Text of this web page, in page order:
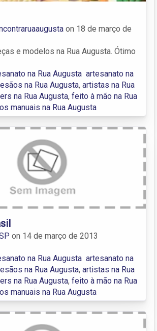
on 18 de março de
e modelos na Rua Augusta. Ótimo
na Rua Augusta artesanato na
na Rua Augusta, artistas na Rua
na Rua Augusta, feito à mão na Rua
manuais na Rua Augusta
on 14 de março de 2013
na Rua Augusta artesanato na
na Rua Augusta, artistas na Rua
na Rua Augusta, feito à mão na Rua
manuais na Rua Augusta